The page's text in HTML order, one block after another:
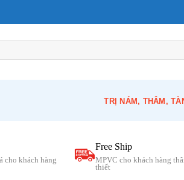
TRỊ NÁM, THÂM,
cho khách hàng
Free Ship
MPVC cho khách hàng
thiết